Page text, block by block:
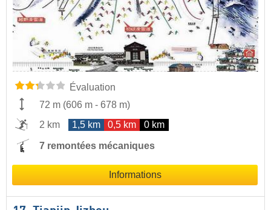
Évaluation
72 m (606 m - 678 m)
2 km
1,5 km 0,5 km 0 km
7 remontées mécaniques
Informations